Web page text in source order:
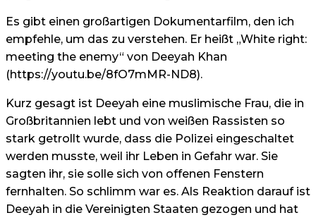
Es gibt einen großartigen Dokumentarfilm, den ich
empfehle, um das zu verstehen. Er heißt „White right:
meeting the enemy“ von Deeyah Khan
(https://youtu.be/8fO7mMR-ND8).
Kurz gesagt ist Deeyah eine muslimische Frau, die in
Großbritannien lebt und von weißen Rassisten so
stark getrollt wurde, dass die Polizei eingeschaltet
werden musste, weil ihr Leben in Gefahr war. Sie
sagten ihr, sie solle sich von offenen Fenstern
fernhalten. So schlimm war es. Als Reaktion darauf ist
Deeyah in die Vereinigten Staaten gezogen und hat